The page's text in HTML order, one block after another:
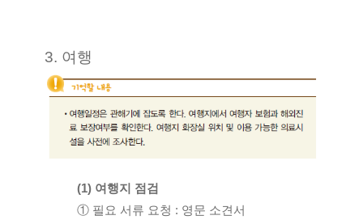
3. 여행
(1) 여행지 점검
① 필요 서류 요청 : 영문 소견서